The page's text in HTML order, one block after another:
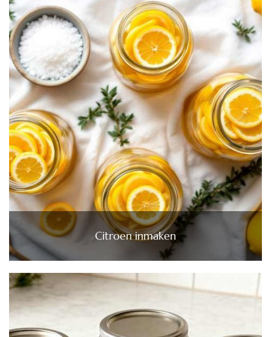
Citroen inmaken